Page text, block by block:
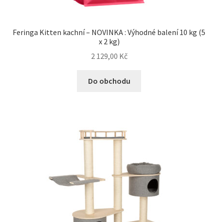
Feringa Kitten kachní – NOVINKA : Výhodné balení 10 kg (5
x 2 kg)
2 129,00 Kč
Do obchodu